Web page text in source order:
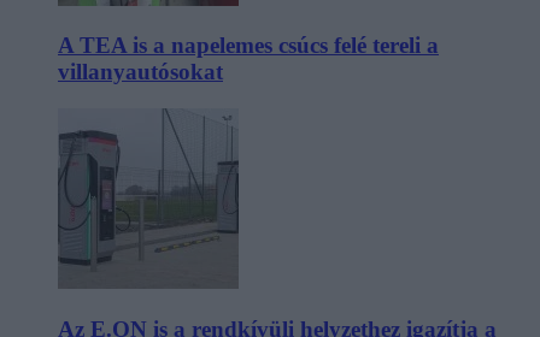
A TEA is a napelemes csúcs felé tereli a
villanyautósokat
Az E.ON is a rendkívüli helyzethez igazítja a